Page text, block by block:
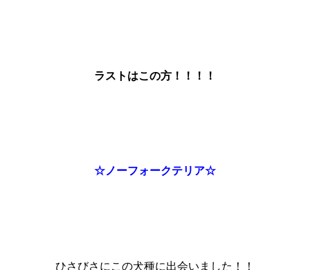
ラストはこの方！！！！
☆ノーフォークテリア☆
ひさびさにこの犬種に出会いました！！